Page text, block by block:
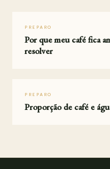
PREPARO
Por que meu café fica
resolver
PREPARO
Proporção de café e